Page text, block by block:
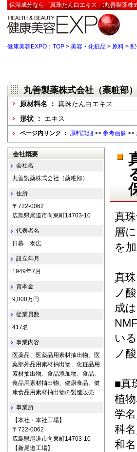
保湿成分なら「真珠たん白エキス」:丸善製薬株
健康美容EXPO：TOP > 美容・化粧品 > 原料 >
丸善製薬株式会社（薬粧部）
原材料名 ： 真珠たん白エキス
形状 ： エキス
ページ内リンク ： 原料詳細 >> 参考画像 >>
真
層
を
真
ノ
成
い
ノ
■真
植
学
科
和
会社概要
会社名
丸善製薬株式会社（薬粧部）
住所
〒722-0062
広島県尾道市向東町14703-10
代表者名
日暮 泰広
設立年月
1949年7月
資本金
9,800万円
従業員数
417名
事業内容
医薬品、医薬品用素材抽出物、医
薬部外品用素材抽出物、化粧品用
素材抽出物、食品添加物、食品、
食品用素材抽出物、健康食品、健
康食品用素材抽出物の製造販売
事業所
【本社・本社工場】
〒722‐0062
広島県尾道市向東町14703-10
【新尾道工場】